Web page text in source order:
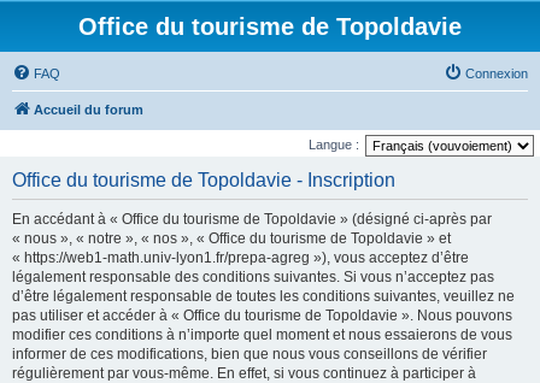
Office du tourisme de Topoldavie
FAQ Connexion
Accueil du forum
Langue :
Office du tourisme de Topoldavie - Inscription
En accédant à « Office du tourisme de Topoldavie » (désigné ci-après par
« nous », « notre », « nos », « Office du tourisme de Topoldavie » et
« https://web1-math.univ-lyon1.fr/prepa-agreg »), vous acceptez d’être
légalement responsable des conditions suivantes. Si vous n’acceptez pas
d’être légalement responsable de toutes les conditions suivantes, veuillez ne
pas utiliser et accéder à « Office du tourisme de Topoldavie ». Nous pouvons
modifier ces conditions à n’importe quel moment et nous essaierons de vous
informer de ces modifications, bien que nous vous conseillons de vérifier
régulièrement par vous-même. En effet, si vous continuez à participer à